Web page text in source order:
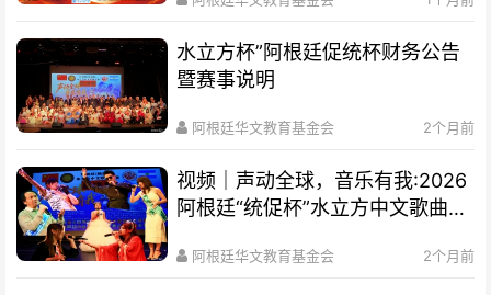
水立方杯”阿根廷促统杯财务公告
暨赛事说明
阿根廷华文教育基金会 2个月前
视频｜声动全球，音乐有我:2026
阿根廷“统促杯”水立方中文歌曲大
阿根廷华文教育基金会 2个月前